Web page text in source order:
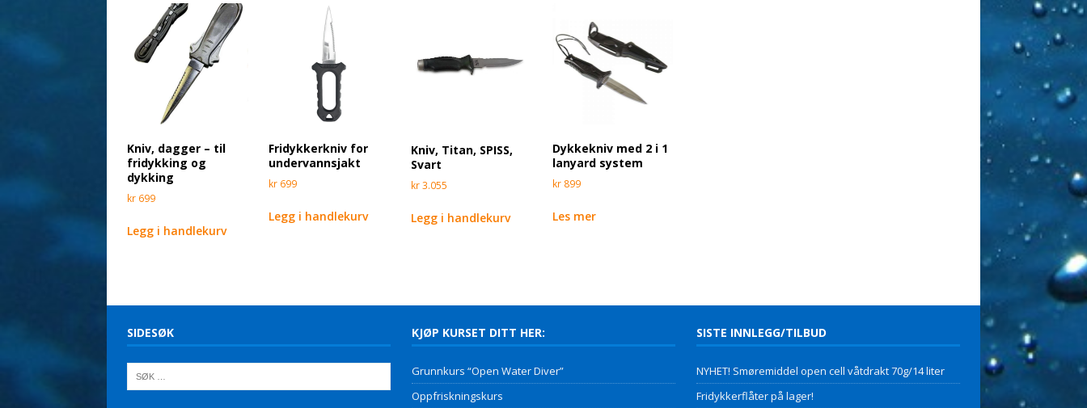
Kniv, dagger – til
fridykking og
dykking
kr 699
Legg i handlekurv
Fridykkerkniv for
undervannsjakt
kr 699
Legg i handlekurv
Kniv, Titan, SPISS,
Svart
kr3.055
Legg i handlekurv
Dykkekniv med 2 i 1
lanyard system
kr899
Les mer
SIDESØK KJØP KURSET DITT HER:
Grunnkurs “Open Water Diver”
Oppfriskningskurs
SISTE INNLEGG/TILBUD
NYHET! Smøremiddel open cell våtdrakt 70g/14 liter
Fridykkerflåter på lager!